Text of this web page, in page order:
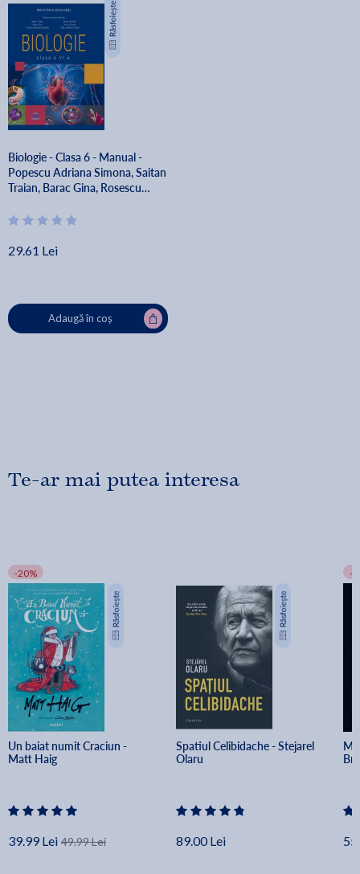
Biologie - Clasa 6 - Manual -
Popescu Adriana Simona, Saitan
Traian, Barac Gina, Rosescu
Daniela, Gurzu Cristian, Cerbu
29.61 Lei
Adaugă în coș
Te-ar mai putea interesa
-20%
Un baiat numit Craciun -
Matt Haig
39.99 Lei 49.99 Lei
Spatiul Celibidache - Stejarel
Olaru
89.00 Lei
-